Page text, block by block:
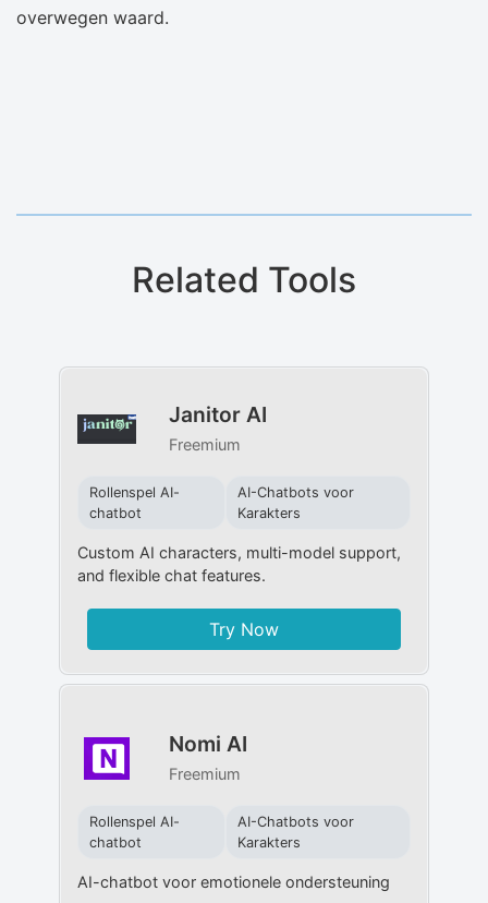
overwegen waard.
Related Tools
Janitor AI
Freemium
Rollenspel AI-
chatbot
AI-Chatbots voor
Karakters
Custom AI characters, multi-model support,
and flexible chat features.
Try Now
Nomi AI
Freemium
Rollenspel AI-
chatbot
AI-Chatbots voor
Karakters
AI-chatbot voor emotionele ondersteuning